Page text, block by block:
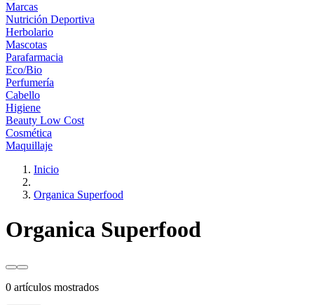
Marcas
Nutrición Deportiva
Herbolario
Mascotas
Parafarmacia
Eco/Bio
Perfumería
Cabello
Higiene
Beauty Low Cost
Cosmética
Maquillaje
Inicio
Organica Superfood
Organica Superfood
0 artículos mostrados